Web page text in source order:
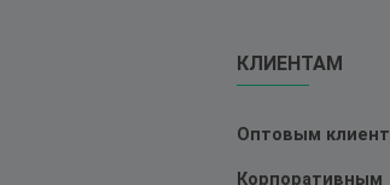
КЛИЕНТАМ
Оптовым
Корпоративным